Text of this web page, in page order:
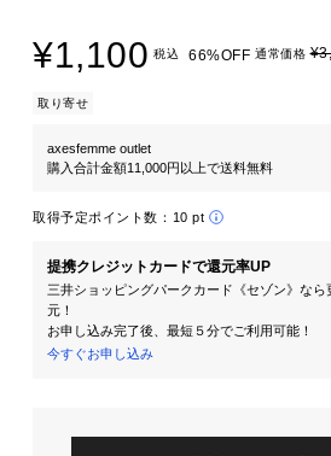
¥1,100 税込 66%OFF 通常価格
取り寄せ
axesfemme outlet
購入合計金額11,000円以上で送料無料
取得予定ポイント数： 10 pt
提携クレジットカードで還元率UP
三井ショッピングパークカード《セゾン》なら
元！
お申し込み完了後、最短５分でご利用可能！
今すぐお申し込み